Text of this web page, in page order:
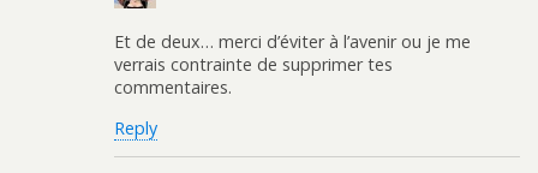
Et de deux… merci d’éviter à l’avenir ou je me
verrais contrainte de supprimer tes
commentaires.
Reply